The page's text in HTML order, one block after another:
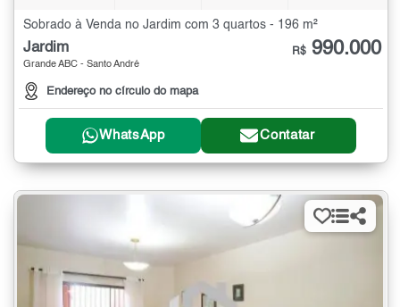
Sobrado à Venda no Jardim com 3 quartos - 196 m²
Jardim
Grande ABC - Santo André
Endereço no círculo do mapa
R$ 990.000
WhatsApp Contatar